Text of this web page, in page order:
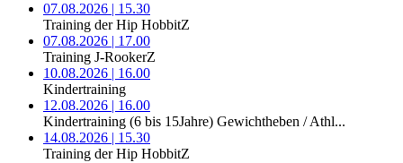
07.08.2026 | 15.30
Training der Hip HobbitZ
07.08.2026 | 17.00
Training J-RookerZ
10.08.2026 | 16.00
Kindertraining
12.08.2026 | 16.00
Kindertraining (6 bis 15Jahre) Gewichtheben / Athl...
14.08.2026 | 15.30
Training der Hip HobbitZ